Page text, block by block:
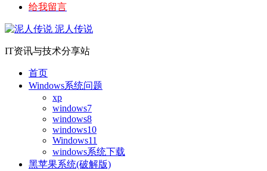
给我留言
泥人传说
IT资讯与技术分享站
首页
Windows系统问题
xp
windows7
windows8
windows10
Windows11
windows系统下载
黑苹果系统(破解版)